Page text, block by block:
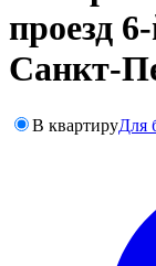
проезд
Санкт-
В квартируДля